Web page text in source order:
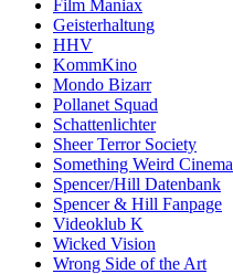
Film Maniax
Geisterhaltung
HHV
KommKino
Mondo Bizarr
Pollanet Squad
Schattenlichter
Sheer Terror Society
Something Weird Cinema
Spencer/Hill Datenbank
Spencer & Hill Fanpage
Videoklub K
Wicked Vision
Wrong Side of the Art